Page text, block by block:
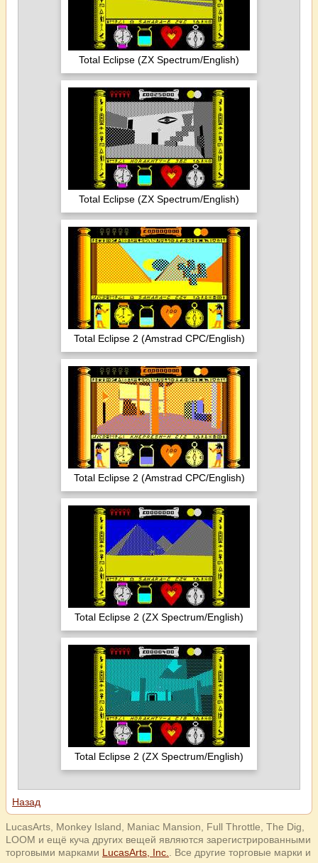
Total Eclipse (ZX Spectrum/English)
Total Eclipse (ZX Spectrum/English)
Total Eclipse 2 (Amstrad CPC/English)
Total Eclipse 2 (Amstrad CPC/English)
Total Eclipse 2 (ZX Spectrum/English)
Total Eclipse 2 (ZX Spectrum/English)
Назад
LucasArts, Monkey Island, Maniac Mansion, Full Throttle, The Dig,
LOOM и ещё куча других вещей являются зарегистрированными
торговыми марками LucasArts, Inc.
. Все другие торговые марки и